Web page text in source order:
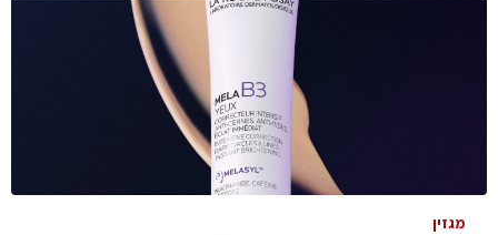
מגזין